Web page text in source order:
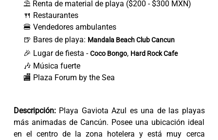
⛱ Renta de material de playa ($200 - $300 MXN)
🍴 Restaurantes
🍔 Vendedores ambulantes
🍺 Bares de playa: Mandala Beach Club Cancun
🎉 Lugar de fiesta -Coco Bongo, Hard Rock Cafe
🎶 Música fuerte
🏬 Plaza Forum by the Sea
Descripción:Playa Gaviota Azul es una de las playas
más animadas de Cancún. Posee una ubicación ideal
en el centro de la zona hotelera y está muy cerca